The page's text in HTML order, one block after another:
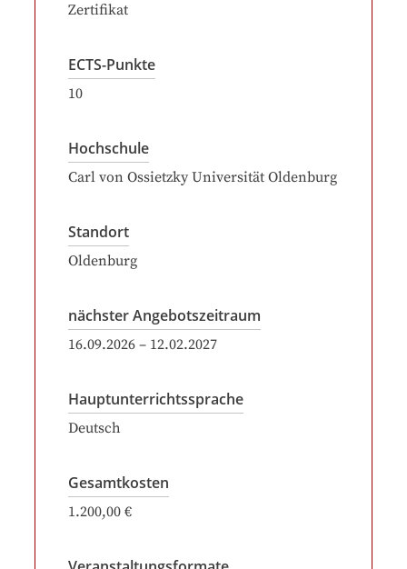
Zertifikat
ECTS-Punkte
10
Hochschule
Carl von Ossietzky Universität Oldenburg
Standort
Oldenburg
nächster Angebotszeitraum
16.09.2026 – 12.02.2027
Hauptunterrichtssprache
Deutsch
Gesamtkosten
1.200,00 €